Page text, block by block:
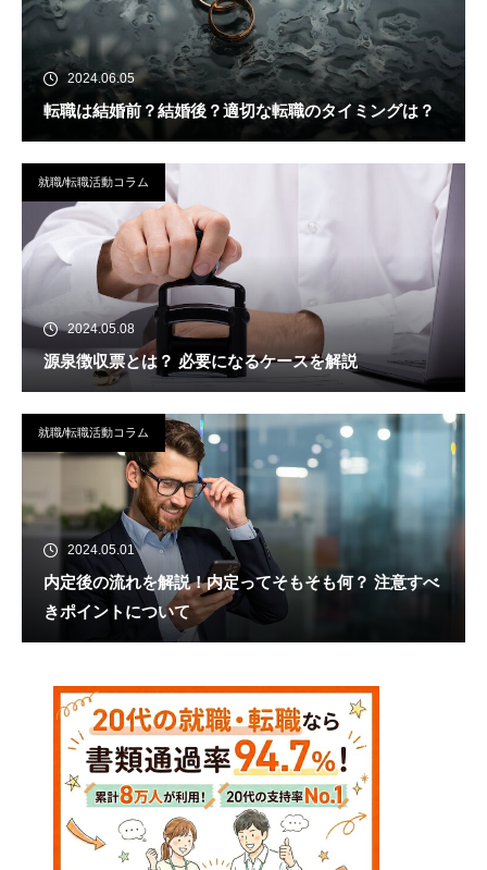
2024.06.05
転職は結婚前？結婚後？適切な転職のタイミングは？
就職/転職活動コラム
2024.05.08
源泉徴収票とは？ 必要になるケースを解説
就職/転職活動コラム
2024.05.01
内定後の流れを解説！内定ってそもそも何？ 注意すべ
きポイントについて